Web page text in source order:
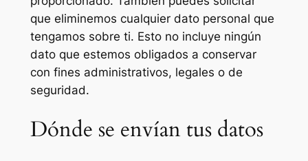
que eliminemos cualquier dato personal que
tengamos sobre ti. Esto no incluye ningún
dato que estemos obligados a conservar
con fines administrativos, legales o de
seguridad.
Dónde se envían tus datos